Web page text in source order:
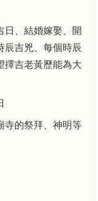
日、結婚嫁娶、開
辰吉兇、每個時辰
擇吉老黃歷能為大
寺的祭拜、神明等